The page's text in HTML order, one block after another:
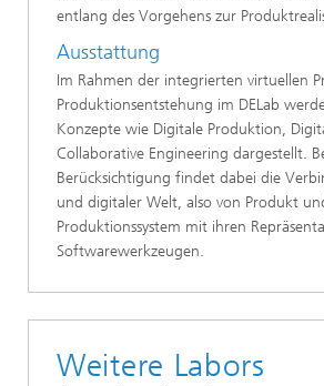
entlang des Vorgehens zur
Ausstattung
Im Rahmen der integrierten virtuellen
Produktionsentstehung im DELab
Konzepte wie Digitale Produktion,
Collaborative Engineering dargestellt.
Berücksichtigung findet dabei die
und digitaler Welt, also von Produkt
Produktionssystem mit ihren
Softwarewerkzeugen.
Weitere Labors